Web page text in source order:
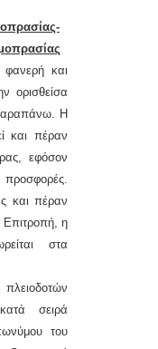
φανερή και
ορισθείσα
Η
και πέραν
εφόσον
προσφορές.
και πέραν
Επιτροπή, η
στα
σειρά
του